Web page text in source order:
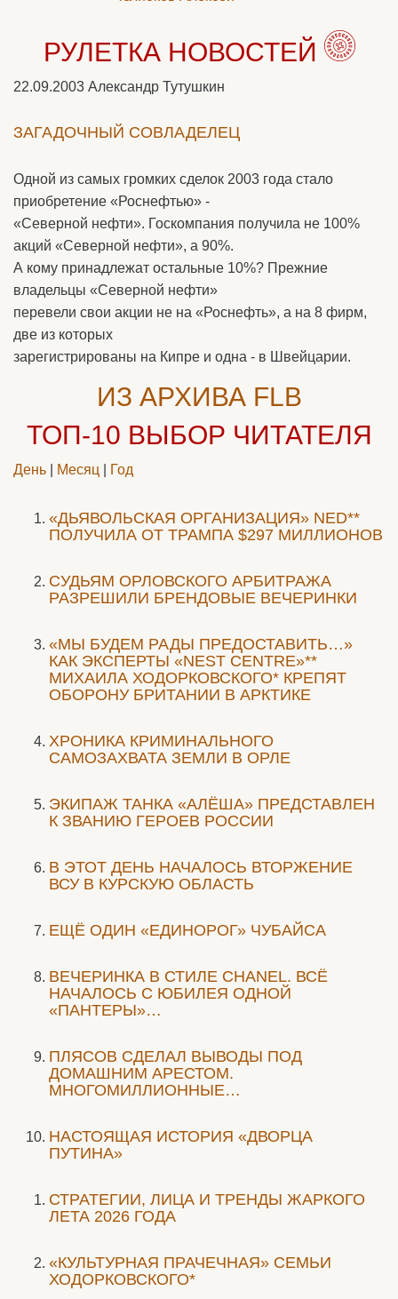
РУЛЕТКА НОВОСТЕЙ
22.09.2003 Александр Тутушкин
ЗАГАДОЧНЫЙ СОВЛАДЕЛЕЦ
Одной из самых громких сделок 2003 года стало
приобретение «Роснефтью» -
«Северной нефти». Госкомпания получила не 100%
акций «Северной нефти», а 90%.
А кому принадлежат остальные 10%? Прежние
владельцы «Северной нефти»
перевели свои акции не на «Роснефть», а на 8 фирм,
две из которых
зарегистрированы на Кипре и одна - в Швейцарии.
ИЗ АРХИВА FLB
ТОП-10 ВЫБОР ЧИТАТЕЛЯ
День Месяц Год
«ДЬЯВОЛЬСКАЯ ОРГАНИЗАЦИЯ» NED**
ПОЛУЧИЛА ОТ ТРАМПА $297 МИЛЛИОНОВ
CУДЬЯМ ОРЛОВСКОГО АРБИТРАЖА
РАЗРЕШИЛИ БРЕНДОВЫЕ ВЕЧЕРИНКИ
«МЫ БУДЕМ РАДЫ ПРЕДОСТАВИТЬ…»
КАК ЭКСПЕРТЫ «NEST CENTRE»**
МИХАИЛА ХОДОРКОВСКОГО* КРЕПЯТ
ОБОРОНУ БРИТАНИИ В АРКТИКЕ
ХРОНИКА КРИМИНАЛЬНОГО
САМОЗАХВАТА ЗЕМЛИ В ОРЛЕ
ЭКИПАЖ ТАНКА «АЛЁША» ПРЕДСТАВЛЕН
К ЗВАНИЮ ГЕРОЕВ РОССИИ
В ЭТОТ ДЕНЬ НАЧАЛОСЬ ВТОРЖЕНИЕ
ВСУ В КУРСКУЮ ОБЛАСТЬ
ЕЩЁ ОДИН «ЕДИНОРОГ» ЧУБАЙСА
ВЕЧЕРИНКА В СТИЛЕ СHANEL. ВСЁ
НАЧАЛОСЬ С ЮБИЛЕЯ ОДНОЙ
«ПАНТЕРЫ»…
ПЛЯСОВ СДЕЛАЛ ВЫВОДЫ ПОД
ДОМАШНИМ АРЕСТОМ.
МНОГОМИЛЛИОННЫЕ…
НАСТОЯЩАЯ ИСТОРИЯ «ДВОРЦА
ПУТИНА»
СТРАТЕГИИ, ЛИЦА И ТРЕНДЫ ЖАРКОГО
ЛЕТА 2026 ГОДА
«КУЛЬТУРНАЯ ПРАЧЕЧНАЯ» СЕМЬИ
ХОДОРКОВСКОГО*